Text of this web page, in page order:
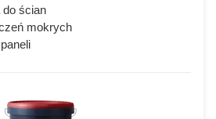
do ścian
mokrych